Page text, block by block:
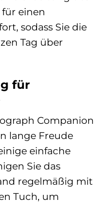
einen
sodass Sie die
Tag über
für
Companion
lange Freude
einfache
Sie das
regelmäßig mit
Tuch, um